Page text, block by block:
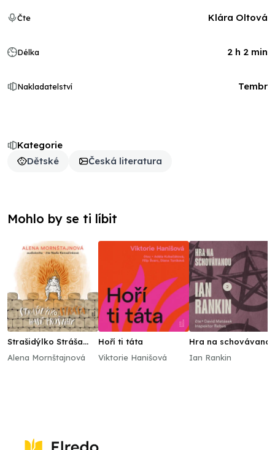
Kategorie
Dětské
Česká literatura
Čte Klára Oltová
Délka 2 h 2 min
Nakladatelství Tembr
Mohlo by se ti líbit
Strašidýlko Stráša
Alena Mornštajnová
Hoří ti táta
Viktorie Hanišová
Hra na schovávanou
Ian Rankin